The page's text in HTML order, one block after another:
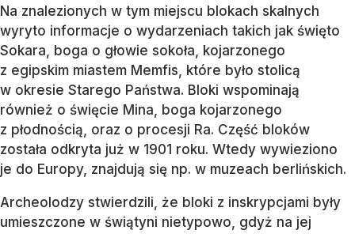
Na znalezionych w tym miejscu blokach skalnych
wyryto informacje o wydarzeniach takich jak święto
Sokara, boga o głowie sokoła, kojarzonego
z egipskim miastem Memfis, które było stolicą
w okresie Starego Państwa. Bloki wspominają
również o święcie Mina, boga kojarzonego
z płodnością, oraz o procesji Ra. Część bloków
została odkryta już w 1901 roku. Wtedy wywieziono
je do Europy, znajdują się np. w muzeach berlińskich.
Archeolodzy stwierdzili, że bloki z inskrypcjami były
umieszczone w świątyni nietypowo, gdyż na jej